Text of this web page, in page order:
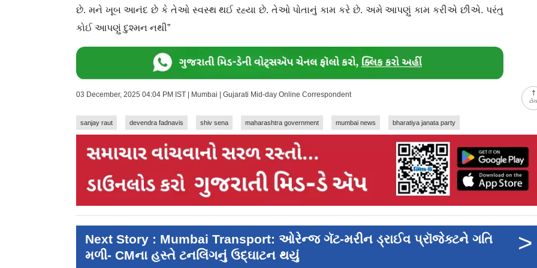
છે. મને ખૂબ આનંદ છે કે તેઓ સ્વસ્થ થઈ રહ્યા છે. તેઓ પોતાનું કામ કરે છે. અમે આપણું કામ કરીએ છીએ. પરંતુ
કોઈ આપણું દુશ્મન નથી”
03 December, 2025 04:04 PM IST | Mumbai | Gujarati Mid-day Online Correspondent
sanjay raut devendra fadnavis shiv sena maharashtra government mumbai news bharatiya janata party
Next Story : Mumbai Transport: ઓરેન્જ ગૅટ-મરીન ડ્રાઈવ પ્રૉજેક્ટને ગતિ
મળી- CMના હસ્તે ટનલિંગનું ઉદ્ઘાટન થયું
>